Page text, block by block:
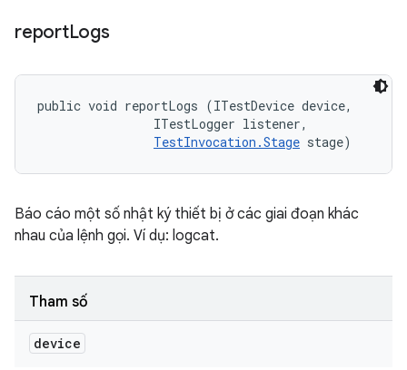
reportLogs
public void reportLogs (ITestDevice device,
                ITestLogger listener,
TestInvocation.Stage stage)
Báo cáo một số nhật ký thiết bị ở các giai đoạn khác
nhau của lệnh gọi. Ví dụ: logcat.
Tham số
device